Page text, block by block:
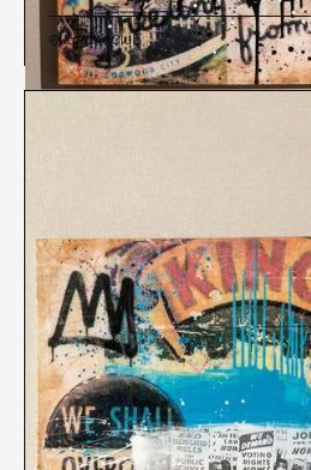
Harrah's Club